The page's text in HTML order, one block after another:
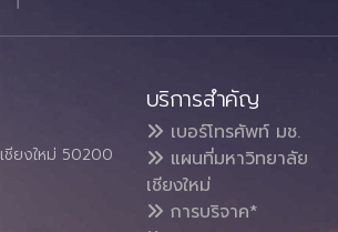
ชียงใหม่ 50200
บริการสำคัญ
เบอร์โทรศัพท์ มช.
แผนที่มหาวิทยาลัย
เชียงใหม่
การบริจาค*